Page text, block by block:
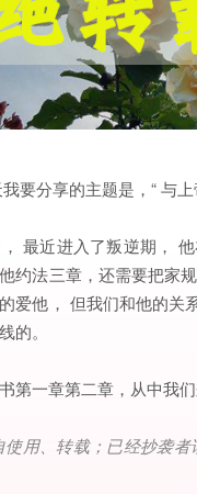
要分享的主题是，“ 与上
最近进入了叛逆期，
约法三章，还需要把家
爱他， 但我们和他的
的。
第一章第二章，从中我
使用、转载；已经抄袭